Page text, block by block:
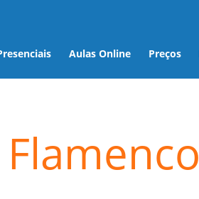
Aulas Online Preços